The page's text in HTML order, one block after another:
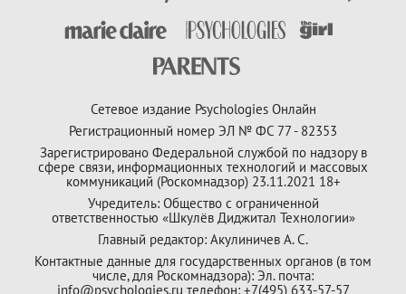
Сетевое издание Psychologies Онлайн
Регистрационный номер ЭЛ № ФС 77 - 82353
Зарегистрировано Федеральной службой по надзору в
сфере связи, информационных технологий и массовых
коммуникаций (Роскомнадзор) 23.11.2021 18+
Учредитель: Общество с ограниченной
ответственностью «Шкулёв Диджитал Технологии»
Главный редактор: Акулиничев А. С.
Контактные данные для государственных органов (в том
числе, для Роскомнадзора): Эл. почта:
info@psychologies.ru телефон: +7(495) 633-57-57